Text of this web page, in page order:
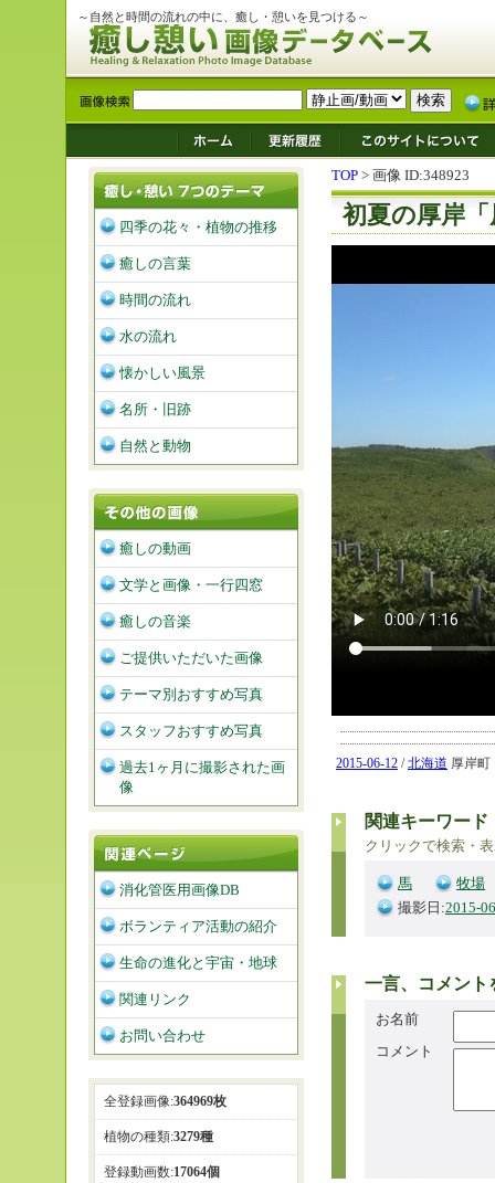
～自然と時間の流れの中に、癒し・憩いを見つける～
TOP > 画像 ID:348923
初夏の厚岸
2015-06-12 /北海道 厚岸町
関連キーワード
クリックで検索・
馬
牧場
撮影日:2015-
一言、コメント
お名前
コメント
四季の花々・植物の推移
癒しの言葉
時間の流れ
水の流れ
懐かしい風景
名所・旧跡
自然と動物
癒しの動画
文学と画像・一行四窓
癒しの音楽
ご提供いただいた画像
テーマ別おすすめ写真
スタッフおすすめ写真
過去1ヶ月に撮影された画
像
消化管医用画像DB
ボランティア活動の紹介
生命の進化と宇宙・地球
関連リンク
お問い合わせ
全登録画像:364969枚
植物の種類:3279種
登録動画数:17064個